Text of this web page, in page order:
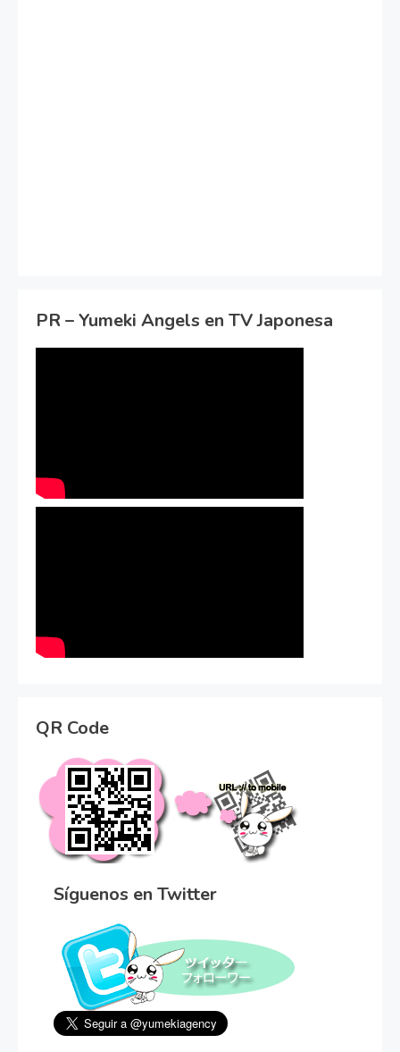
PR – Yumeki Angels en TV Japonesa
QR Code
Síguenos en Twitter